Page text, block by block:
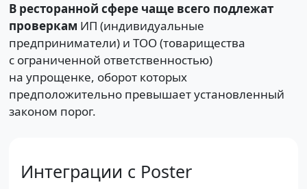
В ресторанной сфере чаще всего подлежат
проверкам ИП (индивидуальные
предприниматели) и ТОО (товарищества
с ограниченной ответственностью)
на упрощенке, оборот которых
предположительно превышает установленный
законом порог.
Интеграции с Poster